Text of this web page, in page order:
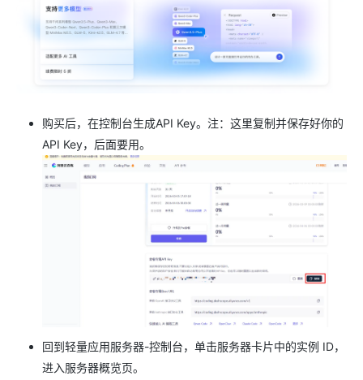
购买后，在控制台生成API Key。注：这里复制并保存好你的
API Key，后面要用。
回到轻量应用服务器-控制台，单击服务器卡片中的实例 ID，
进入服务器概览页。